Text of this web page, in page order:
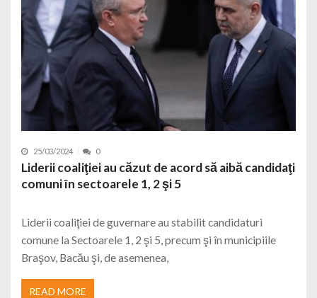
25/03/2024 0
Liderii coaliţiei au căzut de acord să aibă candidaţi
comuni în sectoarele 1, 2 şi 5
Liderii coaliţiei de guvernare au stabilit candidaturi
comune la Sectoarele 1, 2 şi 5, precum şi în municipiile
Braşov, Bacău şi, de asemenea,
READ MORE